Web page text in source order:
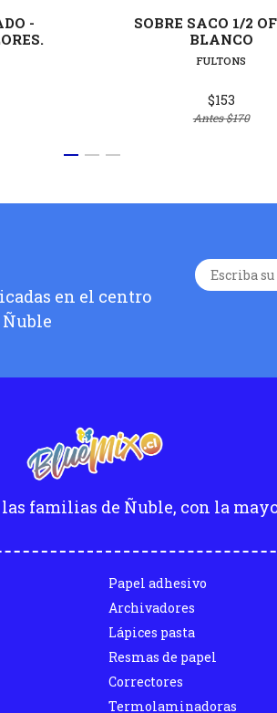
-
SOBRE SACO 1/2
BLANCO
FULTONS
$153
Antes$170
en el centro
familias de Ñuble, con la
Papel adhesivo
Archivadores
Lápices pasta
Resmas de papel
Correctores
Termolaminadoras